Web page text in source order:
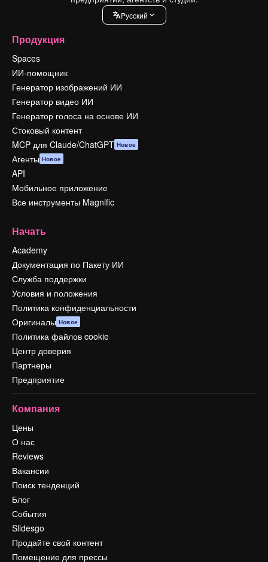
Pусский
Продукция
Spaces
ИИ-помощник
Генератор изображений ИИ
Генератор видео ИИ
Генератор голоса на основе ИИ
Стоковый контент
MCP для Claude/ChatGPT Новое
Агенты Новое
API
Мобильное приложение
Все инструменты Magnific
Начать
Academy
Документация по Пакету ИИ
Служба поддержки
Условия и положения
Политика конфиденциальности
Оригиналы Новое
Политика файлов cookie
Центр доверия
Партнеры
Предприятие
Компания
Цены
О нас
Reviews
Вакансии
Поиск тенденций
Блог
События
Slidesgo
Продайте свой контент
Помещение для прессы